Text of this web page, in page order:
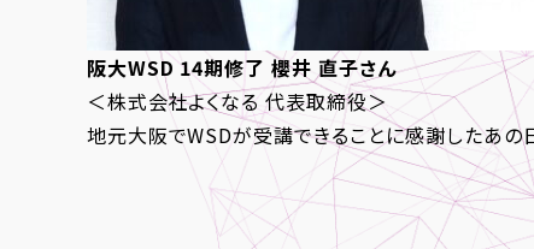
阪大WSD 14期修了 櫻井 直子さん
＜株式会社よくなる 代表取締役＞
地元大阪でWSDが受講できることに感謝したあの